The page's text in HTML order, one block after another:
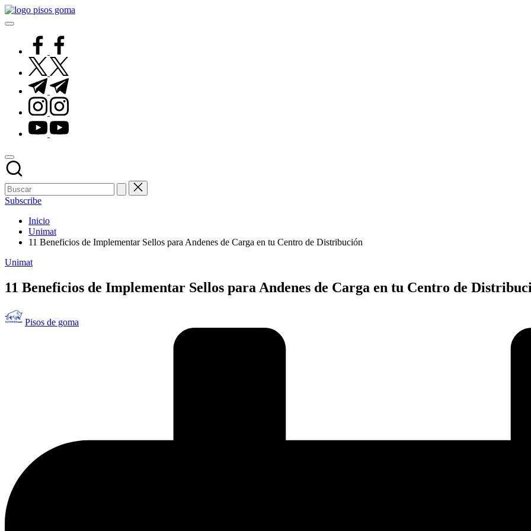
Saltar
al
facebook.com
twitter.com
t.me
instagram.com
youtube.com
Subscribe
Inicio
Unimat
11 Beneficios de Implementar Sellos para Andenes de Carga en tu Centro de Distribución
Publicado
Unimat
11 Beneficios de Implementar Sellos para Andenes de Carga en tu Centro de
Publicado
por
Pisos de goma